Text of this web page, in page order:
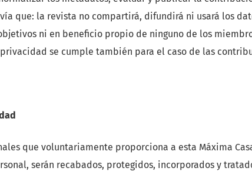
que: la revista no compartirá, difundirá ni usará los
ni en beneficio propio de ninguno de los
se cumple también para el caso de las
que voluntariamente proporciona a esta Máxima
serán recabados, protegidos, incorporados y